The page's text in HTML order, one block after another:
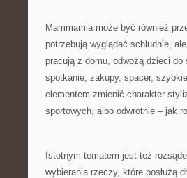
Mammamia może być również
potrzebują wyglądać schludnie,
pracują z domu, odwożą dzieci
spotkanie, zakupy, spacer,
elementem zmienić charakter
sportowych, albo odwrotnie – jak
Istotnym tematem jest też
wybierania rzeczy, które posłużą